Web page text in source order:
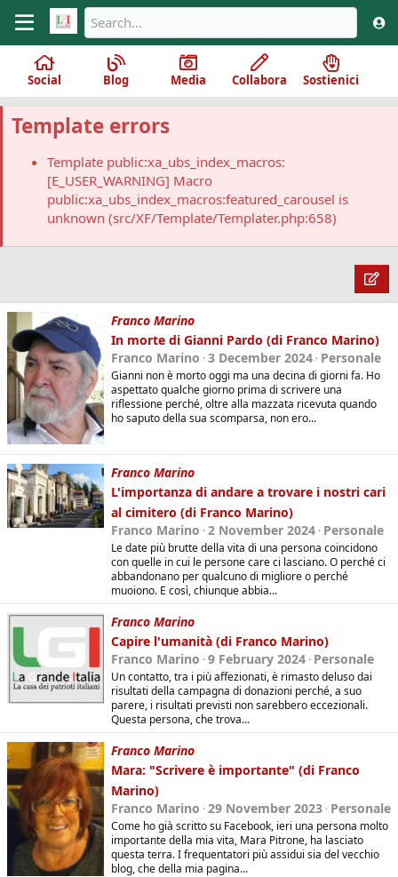
Social Blog Media Collabora Sostienici
Template errors
Template public:xa_ubs_index_macros:
[E_USER_WARNING] Macro
public:xa_ubs_index_macros:featured_carousel is
unknown (src/XF/Template/Templater.php:658)
Franco Marino
In morte di Gianni Pardo (di Franco Marino)
Franco Marino 3 December 2024 Personale
Gianni non è morto oggi ma una decina di giorni fa. Ho
aspettato qualche giorno prima di scrivere una
riflessione perché, oltre alla mazzata ricevuta quando
ho saputo della sua scomparsa, non ero...
Franco Marino
L'importanza di andare a trovare i nostri cari
al cimitero (di Franco Marino)
Franco Marino 2 November 2024 Personale
Le date più brutte della vita di una persona coincidono
con quelle in cui le persone care ci lasciano. O perché ci
abbandonano per qualcuno di migliore o perché
muoiono. E così, chiunque abbia...
Franco Marino
Capire l'umanità (di Franco Marino)
Franco Marino 9 February 2024 Personale
Un contatto, tra i più affezionati, è rimasto deluso dai
risultati della campagna di donazioni perché, a suo
parere, i risultati previsti non sarebbero eccezionali.
Questa persona, che trova...
Franco Marino
Mara: "Scrivere è importante" (di Franco
Marino)
Franco Marino 29 November 2023 Personale
Come ho già scritto su Facebook, ieri una persona molto
importante della mia vita, Mara Pitrone, ha lasciato
questa terra. I frequentatori più assidui sia del vecchio
blog, che della mia pagina...